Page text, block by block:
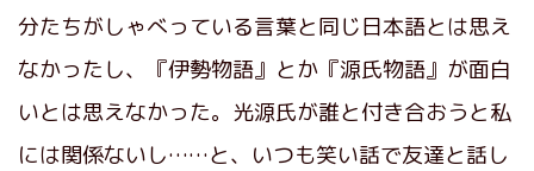
分たちがしゃべっている言葉と同じ日本語とは思え
なかったし、『伊勢物語』とか『源氏物語』が面白
いとは思えなかった。光源氏が誰と付き合おうと私
には関係ないし……と、いつも笑い話で友達と話し